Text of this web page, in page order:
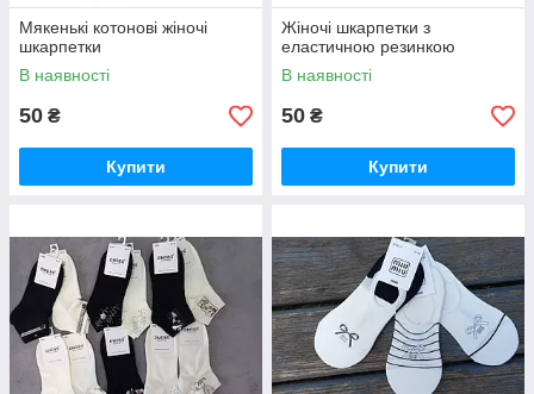
Мякенькі котонові жіночі
шкарпетки
В наявності
50 ₴
Купити
Жіночі шкарпетки з
еластичною резинкою
В наявності
50 ₴
Купити